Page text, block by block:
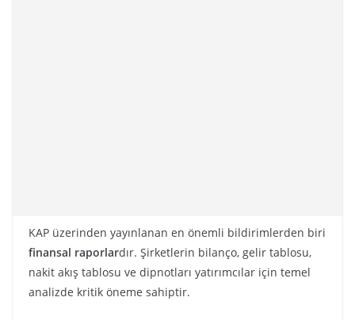
KAP üzerinden yayınlanan en önemli bildirimlerden biri
finansal raporlardır. Şirketlerin bilanço, gelir tablosu,
nakit akış tablosu ve dipnotları yatırımcılar için temel
analizde kritik öneme sahiptir.